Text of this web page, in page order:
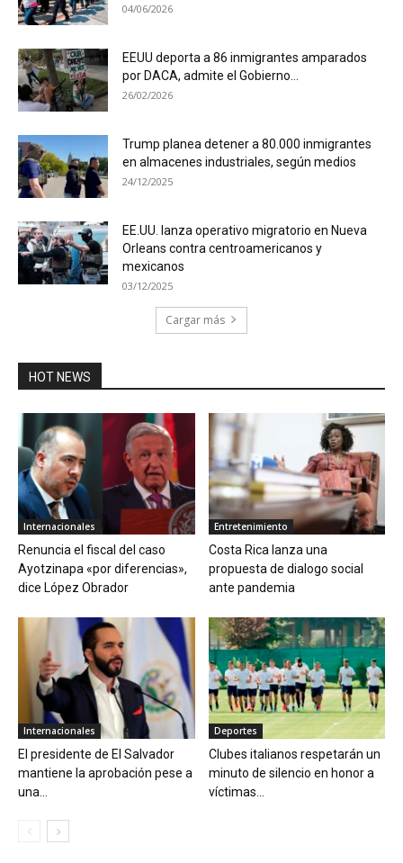
04/06/2026
EEUU deporta a 86 inmigrantes amparados
por DACA, admite el Gobierno...
26/02/2026
Trump planea detener a 80.000 inmigrantes
en almacenes industriales, según medios
24/12/2025
EE.UU. lanza operativo migratorio en Nueva
Orleans contra centroamericanos y
mexicanos
03/12/2025
Cargar más
HOT NEWS
Internacionales
Renuncia el fiscal del caso
Ayotzinapa «por diferencias»,
dice López Obrador
Entretenimiento
Costa Rica lanza una
propuesta de dialogo social
ante pandemia
Internacionales
El presidente de El Salvador
mantiene la aprobación pese a
una...
Deportes
Clubes italianos respetarán un
minuto de silencio en honor a
víctimas...